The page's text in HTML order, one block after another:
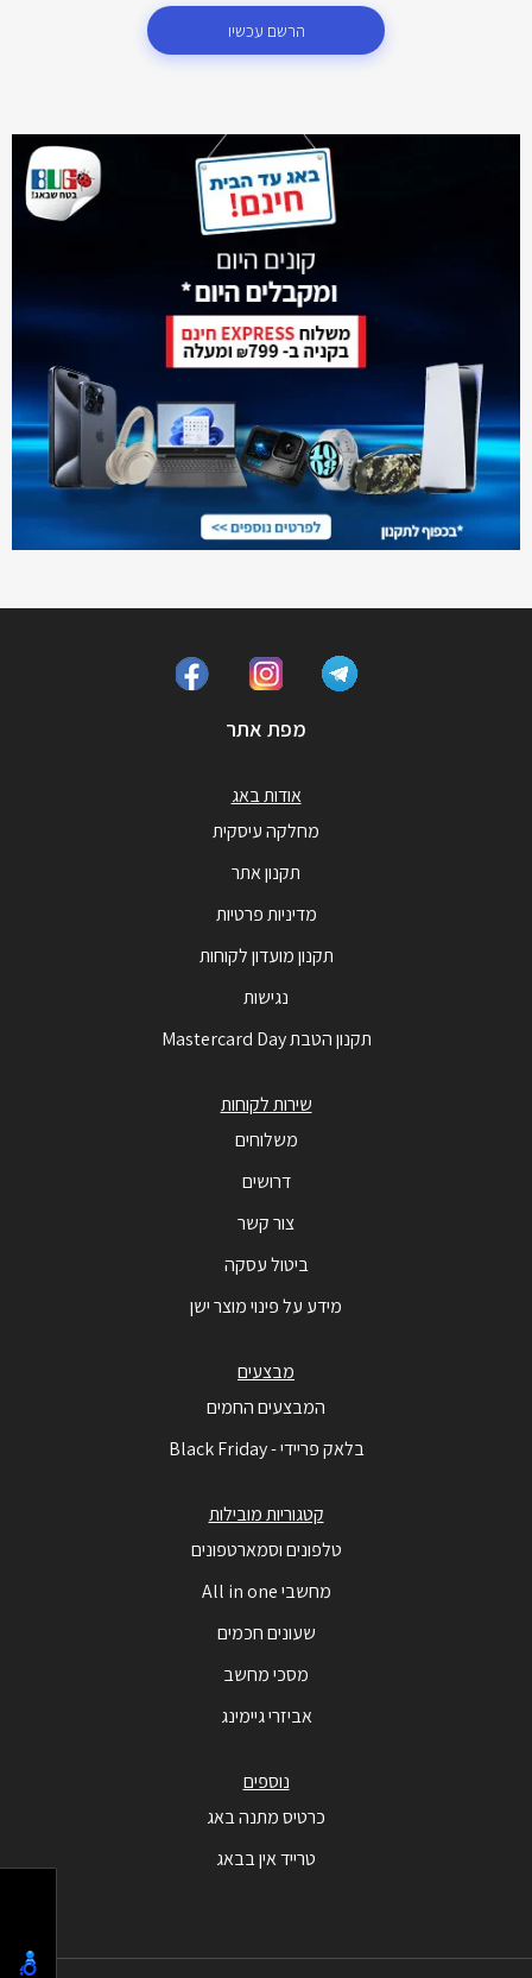
הרשם עכשיו
מפת אתר
אודות באג
מחלקה עיסקית
תקנון אתר
מדיניות פרטיות
תקנון מועדון לקוחות
נגישות
תקנון הטבת Mastercard Day
שירות לקוחות
משלוחים
דרושים
צור קשר
ביטול עסקה
מידע על פינוי מוצר ישן
מבצעים
המבצעים החמים
בלאק פריידי - Black Friday
קטגוריות מובילות
טלפונים וסמארטפונים
מחשבי All in one
שעונים חכמים
מסכי מחשב
אביזרי גיימינג
נוספים
כרטיס מתנה באג
טרייד אין בבאג